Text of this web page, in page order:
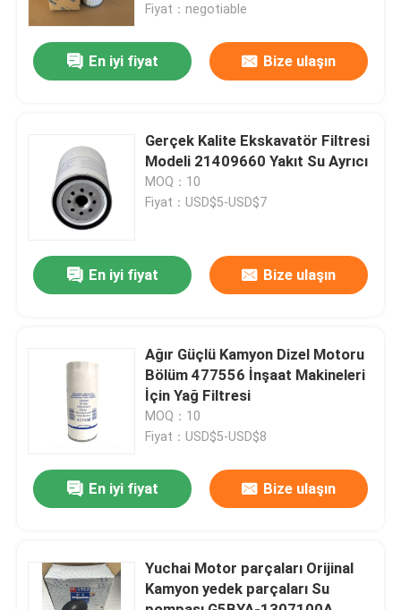
Ürünler
Hakkımızda
Fabrika turu
Haberler
Teklif isteği
Cummins'in yedek parçaları
Fiyat：negotiable
En iyi fiyat Bize ulaşın
Gerçek Kalite Ekskavatör Filtresi
Modeli 21409660 Yakıt Su Ayrıcı
MOQ：10
Fiyat：USD$5-USD$7
En iyi fiyat Bize ulaşın
Ağır Güçlü Kamyon Dizel Motoru
Bölüm 477556 İnşaat Makineleri
İçin Yağ Filtresi
MOQ：10
Fiyat：USD$5-USD$8
En iyi fiyat Bize ulaşın
Yuchai Motor parçaları Orijinal
Kamyon yedek parçaları Su